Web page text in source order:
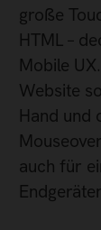
große
HTML –
Mobile
Website
Hand und
auch für